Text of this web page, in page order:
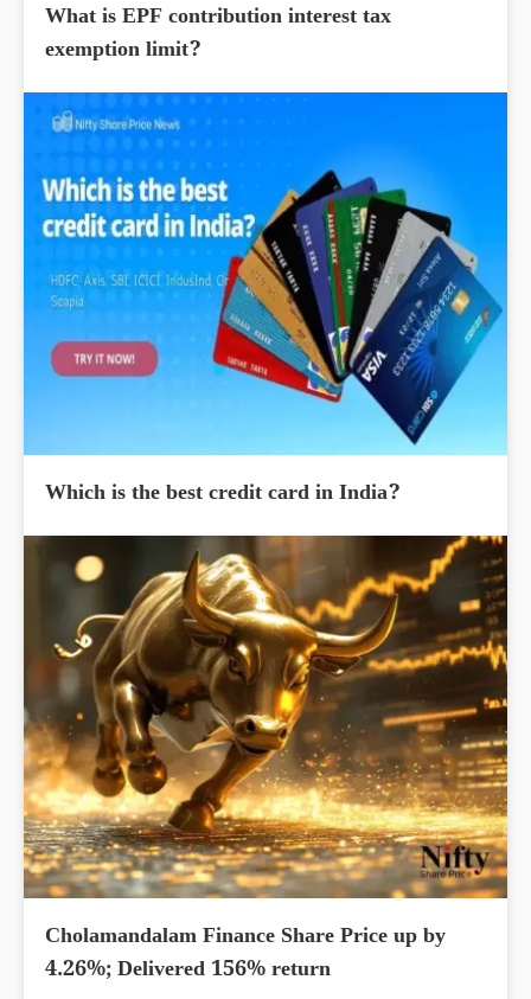
What is EPF contribution interest tax
exemption limit?
Which is the best credit card in India?
Cholamandalam Finance Share Price up by
4.26%; Delivered 156% return